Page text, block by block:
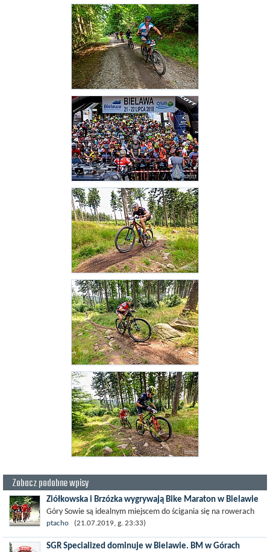
Zobacz podobne wpisy
Ziółkowska i Brzózka wygrywają Bike Maraton w Bielawie
Góry Sowie są idealnym miejscem do ścigania się na rowerach
górskich. Mnóstwo ścieżek o zróżnicowanej nawierzchni...
ptacho (21.07.2019, g. 23:33)
SGR Specialized dominuje w Bielawie. BM w Górach